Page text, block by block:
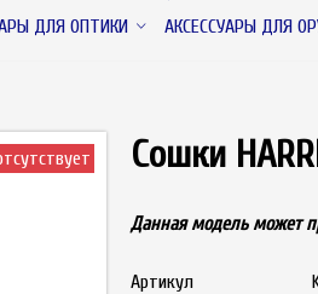
ДЛЯ ОПТИКИ АКСЕССУАРЫ ДЛЯ
Сошки
Данная модель может
Артикул